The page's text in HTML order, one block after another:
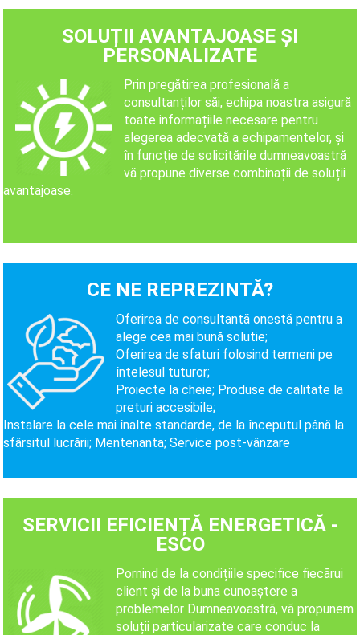
SOLUȚII AVANTAJOASE ȘI
PERSONALIZATE
Prin pregătirea profesională a
consultanților săi, echipa noastra asigură
toate informațiile necesare pentru
alegerea adecvată a echipamentelor, și
în funcție de solicitările dumneavoastră
vă propune diverse combinații de soluții
avantajoase.
CE NE REPREZINTĂ?
Oferirea de consultantă onestă pentru a
alege cea mai bună solutie;
Oferirea de sfaturi folosind termeni pe
întelesul tuturor;
Proiecte la cheie; Produse de calitate la
preturi accesibile;
Instalare la cele mai înalte standarde, de la începutul până la
sfârsitul lucrării; Mentenanta; Service post-vânzare
SERVICII EFICIENȚĂ ENERGETICĂ -
ESCO
Pornind de la condițiile specifice fiecãrui
client și de la buna cunoaștere a
problemelor Dumneavoastrã, vã propunem
soluții particularizate care conduc la